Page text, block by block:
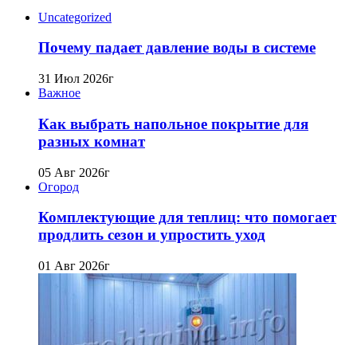
Uncategorized
Почему падает давление воды в системе
31 Июл 2026г
Важное
Как выбрать напольное покрытие для
разных комнат
05 Авг 2026г
Огород
Комплектующие для теплиц: что помогает
продлить сезон и упростить уход
01 Авг 2026г